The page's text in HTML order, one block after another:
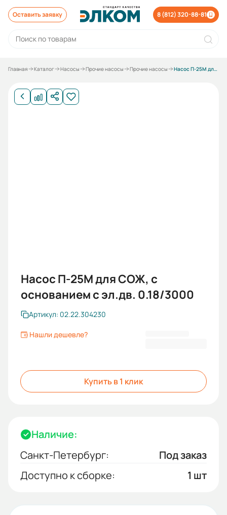
Оставить заявку 8 (812) 320-88-81
Главная Каталог Насосы Прочие насосы Прочие насосы Насос П-25М для СОЖ, с основанием с электродвигателем 0,18/3000
Насос П-25М для СОЖ, с
основанием с эл.дв. 0.18/3000
Артикул: 02.22.304230
Нашли дешевле?
Купить в 1 клик
Наличие:
Санкт-Петербург:
Под заказ
Доступно к сборке:
1 шт